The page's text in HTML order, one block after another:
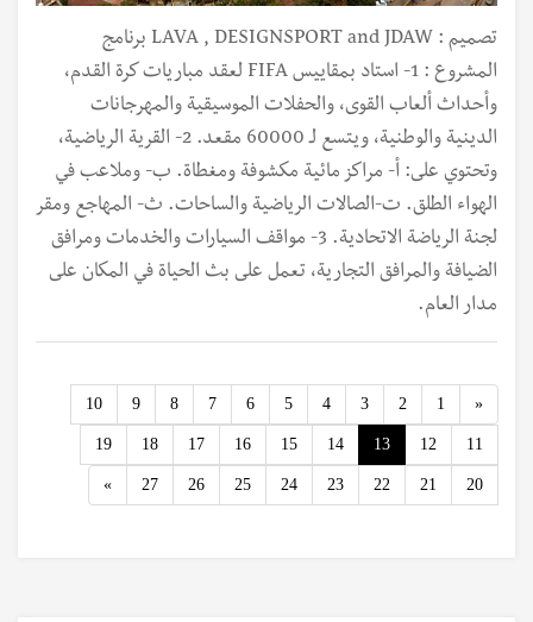
تصميم : LAVA , DESIGNSPORT and JDAW برنامج
المشروع : 1- استاد بمقاييس FIFA لعقد مباريات كرة القدم،
وأحداث ألعاب القوى، والحفلات الموسيقية والمهرجانات
الدينية والوطنية، ويتسع لـ 60000 مقعد. 2- القرية الرياضية،
وتحتوي على: أ‌- مراكز مائية مكشوفة ومغطاة. ب‌- وملاعب في
الهواء الطلق. ت‌-الصالات الرياضية والساحات. ث‌- المهاجع ومقر
لجنة الرياضة الاتحادية. 3- مواقف السيارات والخدمات ومرافق
الضيافة والمرافق التجارية، تعمل على بث الحياة في المكان على
مدار العام.
«
Previous
1
2
3
4
5
6
7
8
9
10
11
12
13
14
15
16
17
18
19
20
21
22
23
24
25
26
27
»
Next